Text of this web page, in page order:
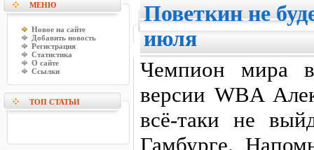
МЕНЮ
Новое на сайте
Добавить новость
Регистрация
Статистика
О сайте
Ссылки
ТОП СТАТЬИ
Поветкин не
июля
Чемпион мира
версии WBA
всё-таки не
Гамбурге.